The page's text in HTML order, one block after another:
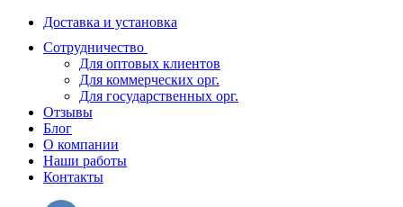
Доставка и установка
Сотрудничество
Для оптовых клиентов
Для коммерческих орг.
Для государственных орг.
Отзывы
Блог
О компании
Наши работы
Контакты